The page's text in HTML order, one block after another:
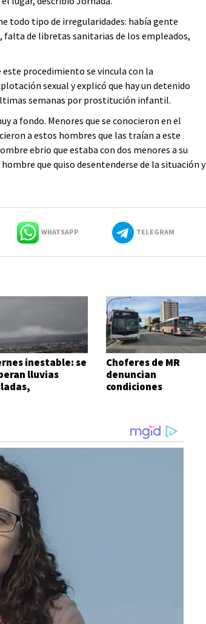
todo tipo de irregularidades: había gente
falta de libretas sanitarias de los empleados,
este procedimiento se vincula con la
sexual y explicó que hay un detenido
semanas por prostitución infantil.
a fondo. Menores que se conocieron en el
a estos hombres que las traían a este
ebrio que estaba con dos menores a su
que quiso desentenderse de la situación y
WHATSAPP TELEGRAM
inestable: se
lluvias
Choferes de MR
denuncian
condiciones